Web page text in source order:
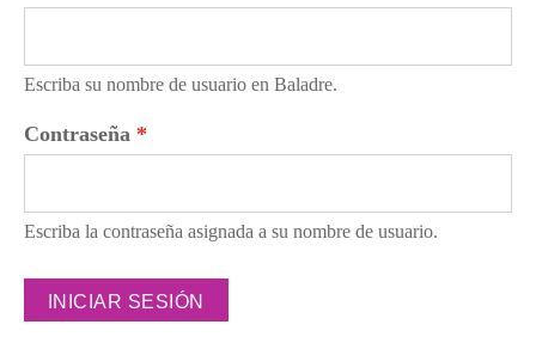
Escriba su nombre de usuario en Baladre.
Contraseña *
Escriba la contraseña asignada a su nombre de usuario.